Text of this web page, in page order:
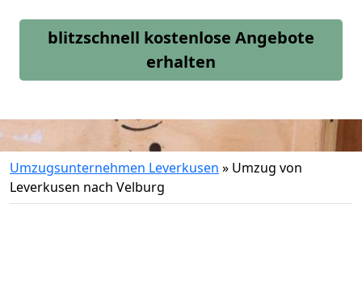
blitzschnell kostenlose Angebote
erhalten
Umzugsunternehmen Leverkusen » Umzug von
Leverkusen nach Velburg